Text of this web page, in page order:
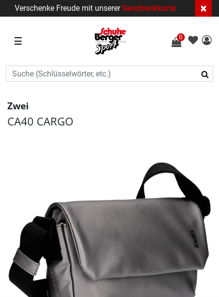
Verschenke Freude mit unsererGeschenkkarte ×
☰ 0
Zwei
CA40 CARGO